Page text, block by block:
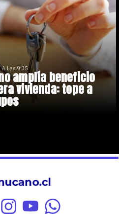
amplía beneficio
vivienda: tope a
A Las 9:35